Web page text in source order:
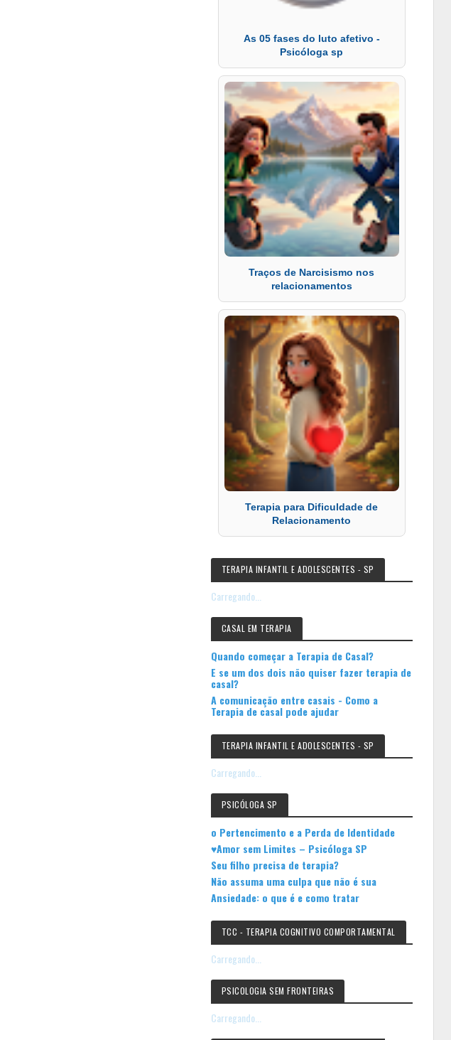
As 05 fases do luto afetivo -
Psicóloga sp
Traços de Narcisismo nos
relacionamentos
Terapia para Dificuldade de
Relacionamento
TERAPIA INFANTIL E ADOLESCENTES - SP
Carregando...
CASAL EM TERAPIA
Quando começar a Terapia de Casal?
E se um dos dois não quiser fazer terapia de
casal?
A comunicação entre casais - Como a
Terapia de casal pode ajudar
TERAPIA INFANTIL E ADOLESCENTES - SP
Carregando...
PSICÓLOGA SP
o Pertencimento e a Perda de Identidade
♥Amor sem Limites – Psicóloga SP
Seu filho precisa de terapia?
Não assuma uma culpa que não é sua
Ansiedade: o que é e como tratar
TCC - TERAPIA COGNITIVO COMPORTAMENTAL
Carregando...
PSICOLOGIA SEM FRONTEIRAS
Carregando...